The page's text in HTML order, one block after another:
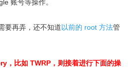
账号等操作。
要再弄，还不知道以前的 root 方法管
，比如 TWRP，则接着进行下面的操